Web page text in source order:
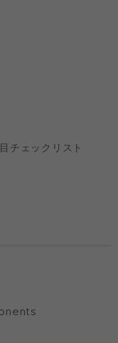
チェックリスト